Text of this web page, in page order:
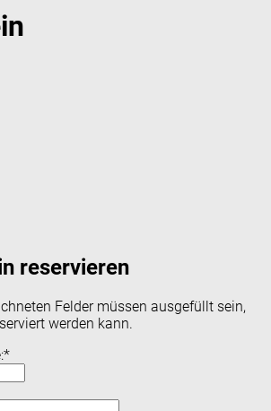
reservieren
Felder müssen ausgefüllt sein,
werden kann.
*